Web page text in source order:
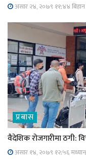
असार २४, २०७९ ११;४४ बिहान
प्रबास
वैदेशिक रोजगारीमा ठगी:
असार १४, २०७९ १२;५६